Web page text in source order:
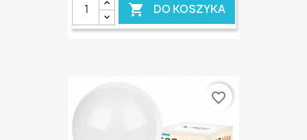
 DO KOSZYKA
favorite_border